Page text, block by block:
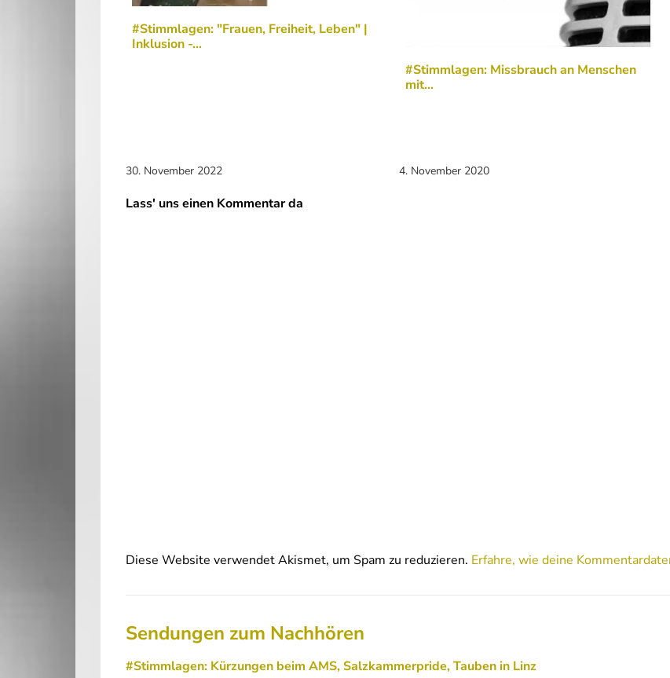
#Stimmlagen: "Frauen, Freiheit, Leben" |
Inklusion -…
30. November 2022
#Stimmlagen: Missbrauch an Menschen
mit…
4. November 2020
Lass' uns einen Kommentar da
Diese Website verwendet Akismet, um Spam zu reduzieren. Erfahre, wie deine
Sendungen zum Nachhören
#Stimmlagen: Kürzungen beim AMS, Salzkammerpride, Tauben in Linz